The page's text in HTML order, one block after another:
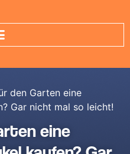
den Garten eine
Gar nicht mal so leicht!
eine